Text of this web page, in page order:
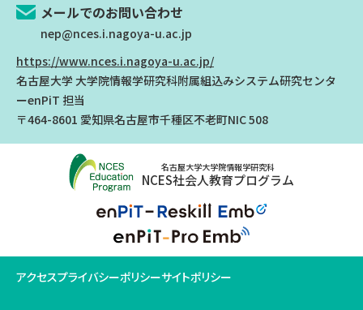
メールでのお問い合わせ
nep@nces.i.nagoya-u.ac.jp
https://www.nces.i.nagoya-u.ac.jp/
名古屋大学 大学院情報学研究科附属組込みシステム研究センタ
ーenPiT 担当
〒464-8601 愛知県名古屋市千種区不老町NIC 508
名古屋大学大学院情報学研究科
NCES社会人教育プログラム
アクセスプライバシーポリシーサイトポリシー